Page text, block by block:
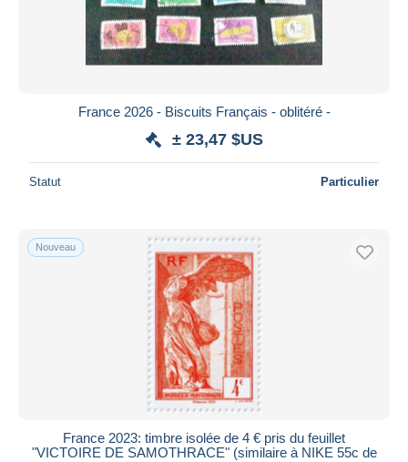
France 2026 - Biscuits Français - oblitéré -
± 23,47 $US
Statut Particulier
Nouveau
France 2023: timbre isolée de 4 € pris du feuillet
"VICTOIRE DE SAMOTHRACE" (similaire à NIKE 55c de